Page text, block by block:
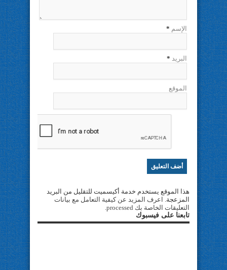
الإسم *
البريد *
الموقع
هذا الموقع يستخدم خدمة أكيسميت للتقليل من البريد
المزعجة. اعرف المزيد عن كيفية التعامل مع بيانات
التعليقات الخاصة بك processed
.
تابعنا على فيسبوك